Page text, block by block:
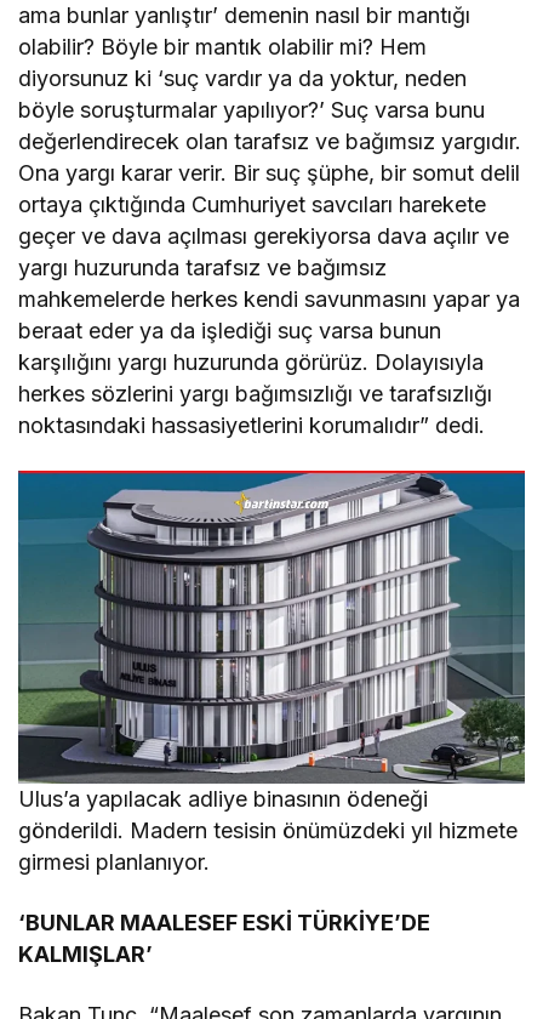
ama bunlar yanlıştır’ demenin nasıl bir mantığı
olabilir? Böyle bir mantık olabilir mi? Hem
diyorsunuz ki ‘suç vardır ya da yoktur, neden
böyle soruşturmalar yapılıyor?’ Suç varsa bunu
değerlendirecek olan tarafsız ve bağımsız yargıdır.
Ona yargı karar verir. Bir suç şüphe, bir somut delil
ortaya çıktığında Cumhuriyet savcıları harekete
geçer ve dava açılması gerekiyorsa dava açılır ve
yargı huzurunda tarafsız ve bağımsız
mahkemelerde herkes kendi savunmasını yapar ya
beraat eder ya da işlediği suç varsa bunun
karşılığını yargı huzurunda görürüz. Dolayısıyla
herkes sözlerini yargı bağımsızlığı ve tarafsızlığı
noktasındaki hassasiyetlerini korumalıdır” dedi.
Ulus’a yapılacak adliye binasının ödeneği
gönderildi. Madern tesisin önümüzdeki yıl hizmete
girmesi planlanıyor.
‘BUNLAR MAALESEF ESKİ TÜRKİYE’DE
KALMIŞLAR’